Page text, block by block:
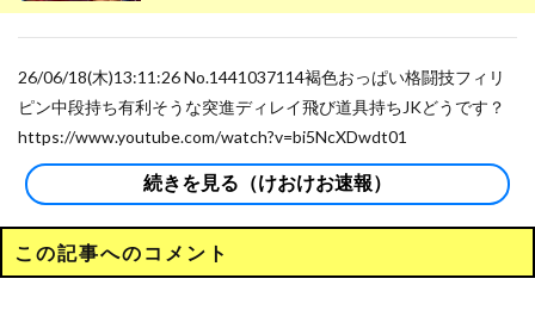
26/06/18(木)13:11:26 No.1441037114褐色おっぱい格闘技フィリ
ピン中段持ち有利そうな突進ディレイ飛び道具持ちJKどうです？
https://www.youtube.com/watch?v=bi5NcXDwdt01
続きを見る（けおけお速報）
この記事へのコメント